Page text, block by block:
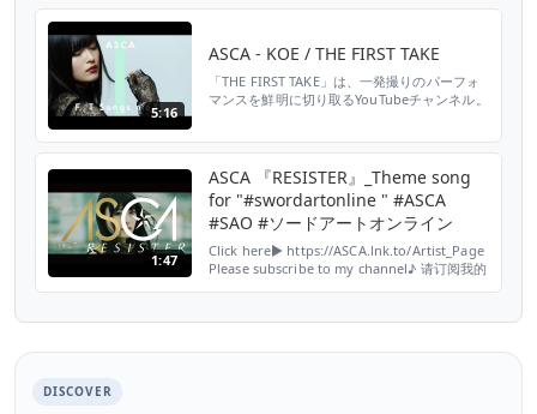
5:16
ASCA - KOE / THE FIRST TAKE
「THE FIRST TAKE」は、一発撮りのパーフォ
マンスを鮮明に切り取るYouTubeチャンネル。
『Fate/Apocrypha』の第2クールエンディン
グテーマ、彼女のデビューシングル「KOE」
を、感情深く歌うASCAの声とピ...
1:47
ASCA 『RESISTER』_Theme song
for "#swordartonline " #ASCA
#SAO #ソードアートオンライン
Click here▶ https://ASCA.lnk.to/Artist_Page
Please subscribe to my channel♪ 请订阅我的
「RESISTER」Music Video Lyrics by ASCA,
DISCOVER